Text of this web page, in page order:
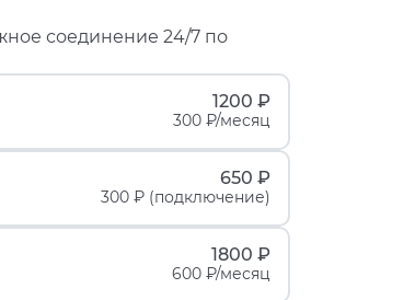
соединение 24/7 по
1200 ₽
300 ₽/месяц
650 ₽
300 ₽ (подключение)
1800 ₽
600 ₽/месяц